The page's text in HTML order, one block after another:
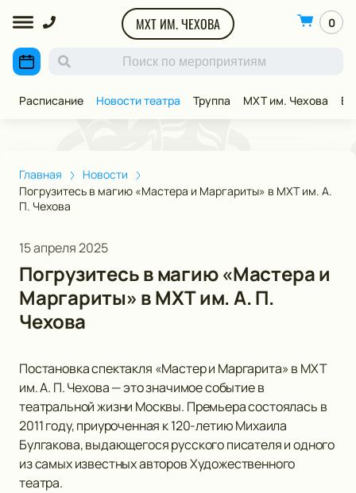
МХТ ИМ. ЧЕХОВА 0
Расписание Новости театра Труппа МХТ им. Чехова
Главная
Новости
Погрузитесь в магию «Мастера и Маргариты» в МХТ им. А.
П. Чехова
15 апреля 2025
Погрузитесь в магию «Мастера и
Маргариты» в МХТ им. А. П.
Чехова
Постановка спектакля «Мастер и Маргарита» в МХТ
им. А. П. Чехова — это значимое событие в
театральной жизни Москвы. Премьера состоялась в
2011 году, приуроченная к 120-летию Михаила
Булгакова, выдающегося русского писателя и одного
из самых известных авторов Художественного
театра.